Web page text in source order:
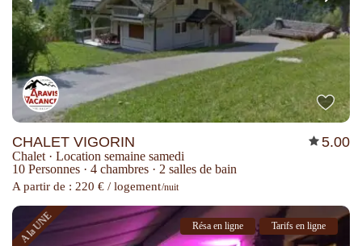
CHALET VIGORIN 5.00
Chalet · Location semaine samedi
10 Personnes · 4 chambres · 2 salles de bain
A partir de : 220 € / logement/nuit
A la UNE Résa en ligne Tarifs en ligne